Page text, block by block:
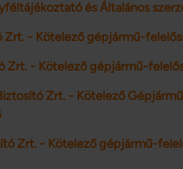
és Általános
Zrt. - Kötelező gépjármű-
Zrt. - Kötelező gépjármű-
Zrt. - Kötelező
Zrt. - Kötelező gépjármű-